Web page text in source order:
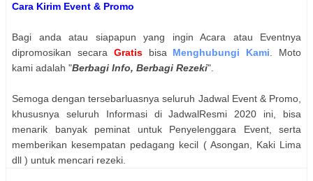
Cara Kirim Event & Promo
Bagi anda atau siapapun yang ingin Acara atau Eventnya
dipromosikan secara Gratisbisa Menghubungi Kami. Moto
kami adalah "Berbagi Info, Berbagi Rezeki".
Semoga dengan tersebarluasnya seluruh Jadwal Event & Promo,
khususnya seluruh Informasi di JadwalResmi 2020 ini, bisa
menarik banyak peminat untuk Penyelenggara Event, serta
memberikan kesempatan pedagang kecil ( Asongan, Kaki Lima
dll ) untuk mencari rezeki.